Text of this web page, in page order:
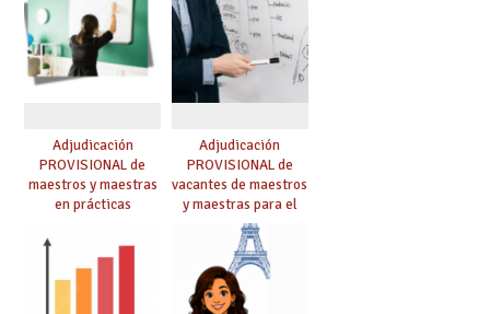
Adjudicación
PROVISIONAL de
maestros y maestras
en prácticas
Adjudicación
PROVISIONAL de
vacantes de maestros
y maestras para el
curso 26-27